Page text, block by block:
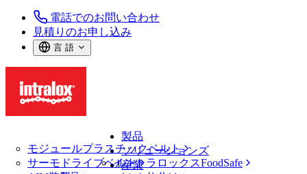
電話でのお問い合わせ
見積りのお申し込み
言 語
製品
モジュールプラスチックベルト
サーモドライブベルト
ソリューションズ
イントラロックスFoodSafe
産業